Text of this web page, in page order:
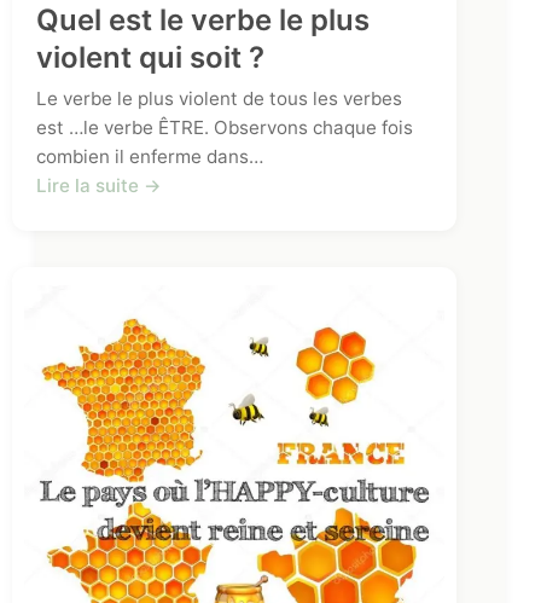
Quel est le verbe le plus
violent qui soit ?
Le verbe le plus violent de tous les verbes
est …le verbe ÊTRE. Observons chaque fois
combien il enferme dans…
Lire la suite →